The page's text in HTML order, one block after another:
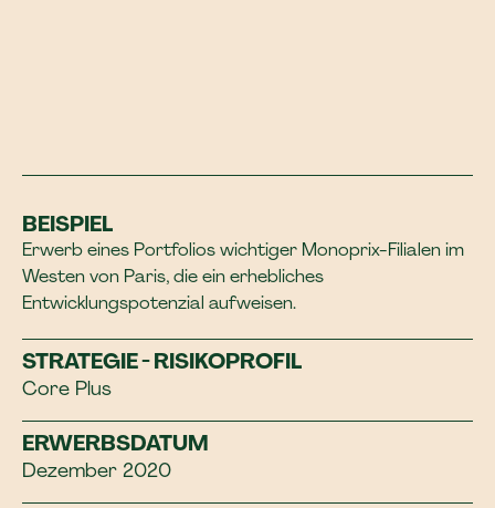
BEISPIEL
Erwerb eines Portfolios wichtiger Monoprix-Filialen im
Westen von Paris, die ein erhebliches
Entwicklungspotenzial aufweisen.
STRATEGIE - RISIKOPROFIL
Core Plus
ERWERBSDATUM
Dezember 2020